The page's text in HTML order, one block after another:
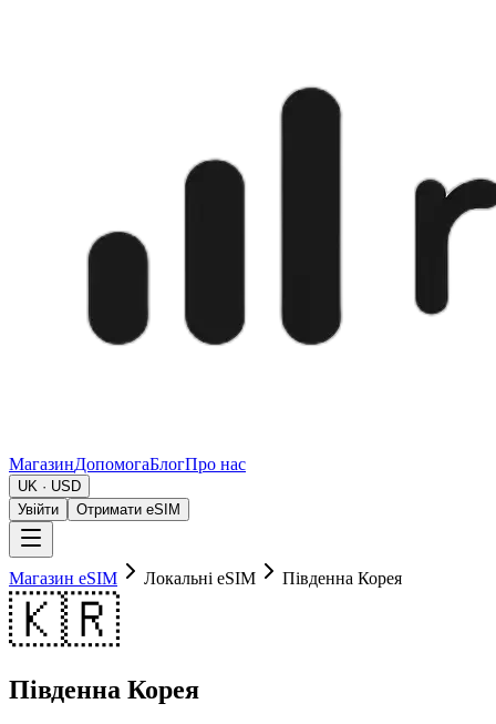
МагазинДопомогаБлогПро нас
UK · USD
Увійти
Отримати eSIM
Магазин eSIM Локальні eSIM Південна Корея
🇰🇷
Південна Корея